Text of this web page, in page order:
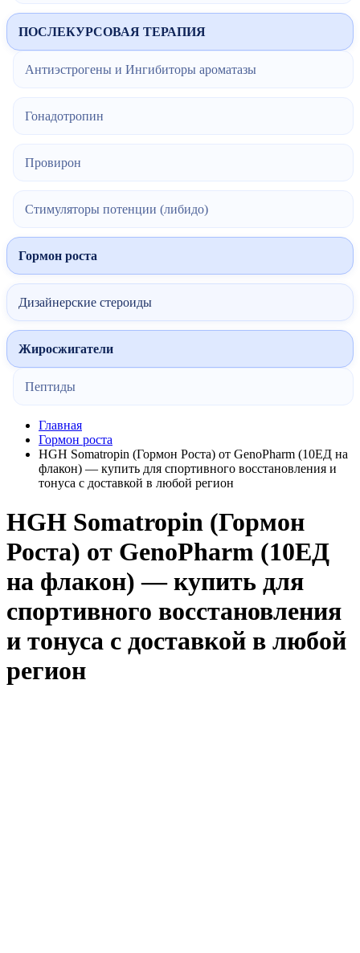
ПОСЛЕКУРСОВАЯ ТЕРАПИЯ
Антиэстрогены и Ингибиторы ароматазы
Гонадотропин
Провирон
Стимуляторы потенции (либидо)
Гормон роста
Дизайнерские стероиды
Жиросжигатели
Пептиды
Главная
Гормон роста
HGH Somatropin (Гормон Роста) от GenoPharm (10ЕД на
флакон) — купить для спортивного восстановления и
тонуса с доставкой в любой регион
HGH Somatropin (Гормон
Роста) от GenoPharm (10ЕД
на флакон) — купить для
спортивного восстановления
и тонуса с доставкой в любой
регион